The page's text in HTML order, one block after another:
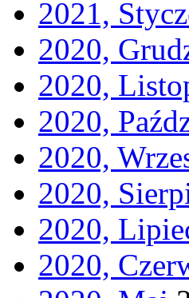
2021,
2020,
2020,
2020,
2020,
2020,
2020,
2020,